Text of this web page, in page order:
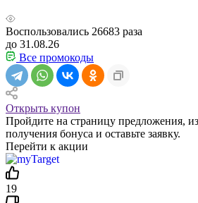
Воспользовались 26683 раза
до 31.08.26
Все промокоды
Открыть купон
Пройдите на страницу предложения,
получения бонуса и оставьте заявку.
Перейти к акции
19